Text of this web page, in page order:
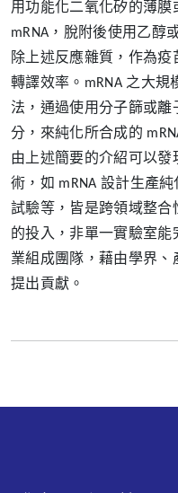
用功能化二氧化矽的薄
mRNA，脫附後使用乙醇
除上述反應雜質，作為
轉譯效率。mRNA 之大
法，通過使用分子篩或
分，來純化所合成的
由上述簡要的介紹可以
術，如 mRNA 設計生產
試驗等，皆是跨領域整
的投入，非單一實驗室
業組成團隊，藉由學界
提出貢獻。